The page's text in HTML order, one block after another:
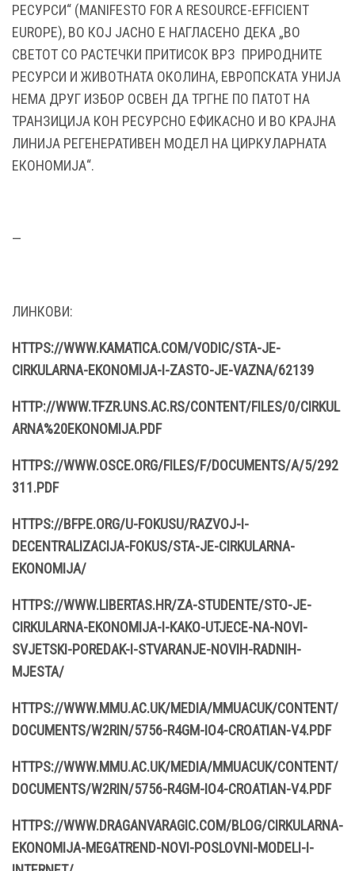
РЕСУРСИ“ (MANIFESTO FOR A RESOURCE-EFFICIENT
EUROPE), ВО КОЈ ЈАСНО Е НАГЛАСЕНО ДЕКА „ВО
СВЕТОТ СО РАСТЕЧКИ ПРИТИСОК ВРЗ ПРИРОДНИТЕ
РЕСУРСИ И ЖИВОТНАТА ОКОЛИНА, ЕВРОПСКАТА УНИЈА
НЕМА ДРУГ ИЗБОР ОСВЕН ДА ТРГНЕ ПО ПАТОТ НА
ТРАНЗИЦИЈА КОН РЕСУРСНО ЕФИКАСНО И ВО КРАЈНА
ЛИНИЈА РЕГЕНЕРАТИВЕН МОДЕЛ НА ЦИРКУЛАРНАТА
ЕКОНОМИЈА“.
—
ЛИНКОВИ:
HTTPS://WWW.KAMATICA.COM/VODIC/STA-JE-
CIRKULARNA-EKONOMIJA-I-ZASTO-JE-VAZNA/62139
HTTP://WWW.TFZR.UNS.AC.RS/CONTENT/FILES/0/CIRKUL
ARNA%20EKONOMIJA.PDF
HTTPS://WWW.OSCE.ORG/FILES/F/DOCUMENTS/A/5/292
311.PDF
HTTPS://BFPE.ORG/U-FOKUSU/RAZVOJ-I-
DECENTRALIZACIJA-FOKUS/STA-JE-CIRKULARNA-
EKONOMIJA/
HTTPS://WWW.LIBERTAS.HR/ZA-STUDENTE/STO-JE-
CIRKULARNA-EKONOMIJA-I-KAKO-UTJECE-NA-NOVI-
SVJETSKI-POREDAK-I-STVARANJE-NOVIH-RADNIH-
MJESTA/
HTTPS://WWW.MMU.AC.UK/MEDIA/MMUACUK/CONTENT/
DOCUMENTS/W2RIN/5756-R4GM-IO4-CROATIAN-V4.PDF
HTTPS://WWW.MMU.AC.UK/MEDIA/MMUACUK/CONTENT/
DOCUMENTS/W2RIN/5756-R4GM-IO4-CROATIAN-V4.PDF
HTTPS://WWW.DRAGANVARAGIC.COM/BLOG/CIRKULARNA-
EKONOMIJA-MEGATREND-NOVI-POSLOVNI-MODELI-I-